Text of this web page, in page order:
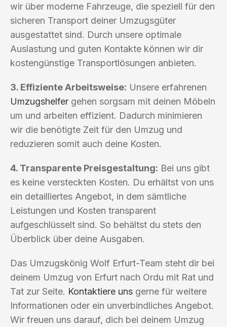
wir über moderne Fahrzeuge, die speziell für den
sicheren Transport deiner Umzugsgüter
ausgestattet sind. Durch unsere optimale
Auslastung und guten Kontakte können wir dir
kostengünstige Transportlösungen anbieten.
3. Effiziente Arbeitsweise: Unsere erfahrenen
Umzugshelfer gehen sorgsam mit deinen Möbeln
um und arbeiten effizient. Dadurch minimieren
wir die benötigte Zeit für den Umzug und
reduzieren somit auch deine Kosten.
4. Transparente Preisgestaltung: Bei uns gibt
es keine versteckten Kosten. Du erhältst von uns
ein detailliertes Angebot, in dem sämtliche
Leistungen und Kosten transparent
aufgeschlüsselt sind. So behältst du stets den
Überblick über deine Ausgaben.
Das Umzugskönig Wolf Erfurt-Team steht dir bei
deinem Umzug von Erfurt nach Ordu mit Rat und
Tat zur Seite. Kontaktiere uns gerne für weitere
Informationen oder ein unverbindliches Angebot.
Wir freuen uns darauf, dich bei deinem Umzug